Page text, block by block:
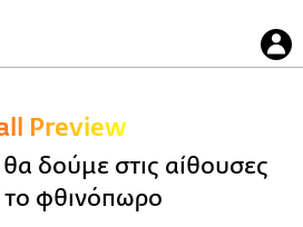
Preview
θα δούμε στις αίθουσες
το φθινόπωρο